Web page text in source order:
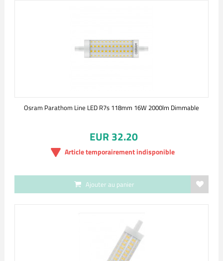
Osram Parathom Line LED R7s 118mm 16W 2000lm Dimmable
EUR 32.20
Article temporairement indisponible
Ajouter au panier